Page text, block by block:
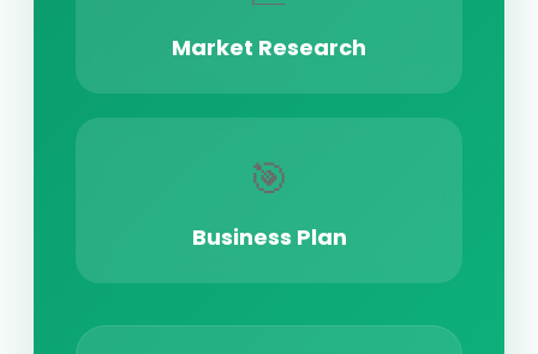
Market Research
🎯
Business Plan